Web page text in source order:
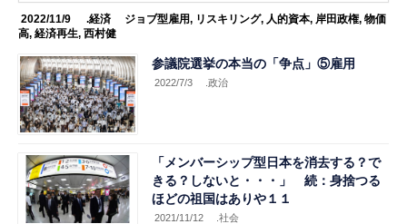
2022/11/9 .経済 ジョブ型雇用, リスキリング, 人的資本, 岸田政権, 物価
高,経済再生,西村健
参議院選挙の本当の「争点」⑤雇用
2022/7/3 .政治
「メンバーシップ型日本を消去する？で
きる？しないと・・・」 続：身捨つる
ほどの祖国はありや１１
2021/11/12 .社会